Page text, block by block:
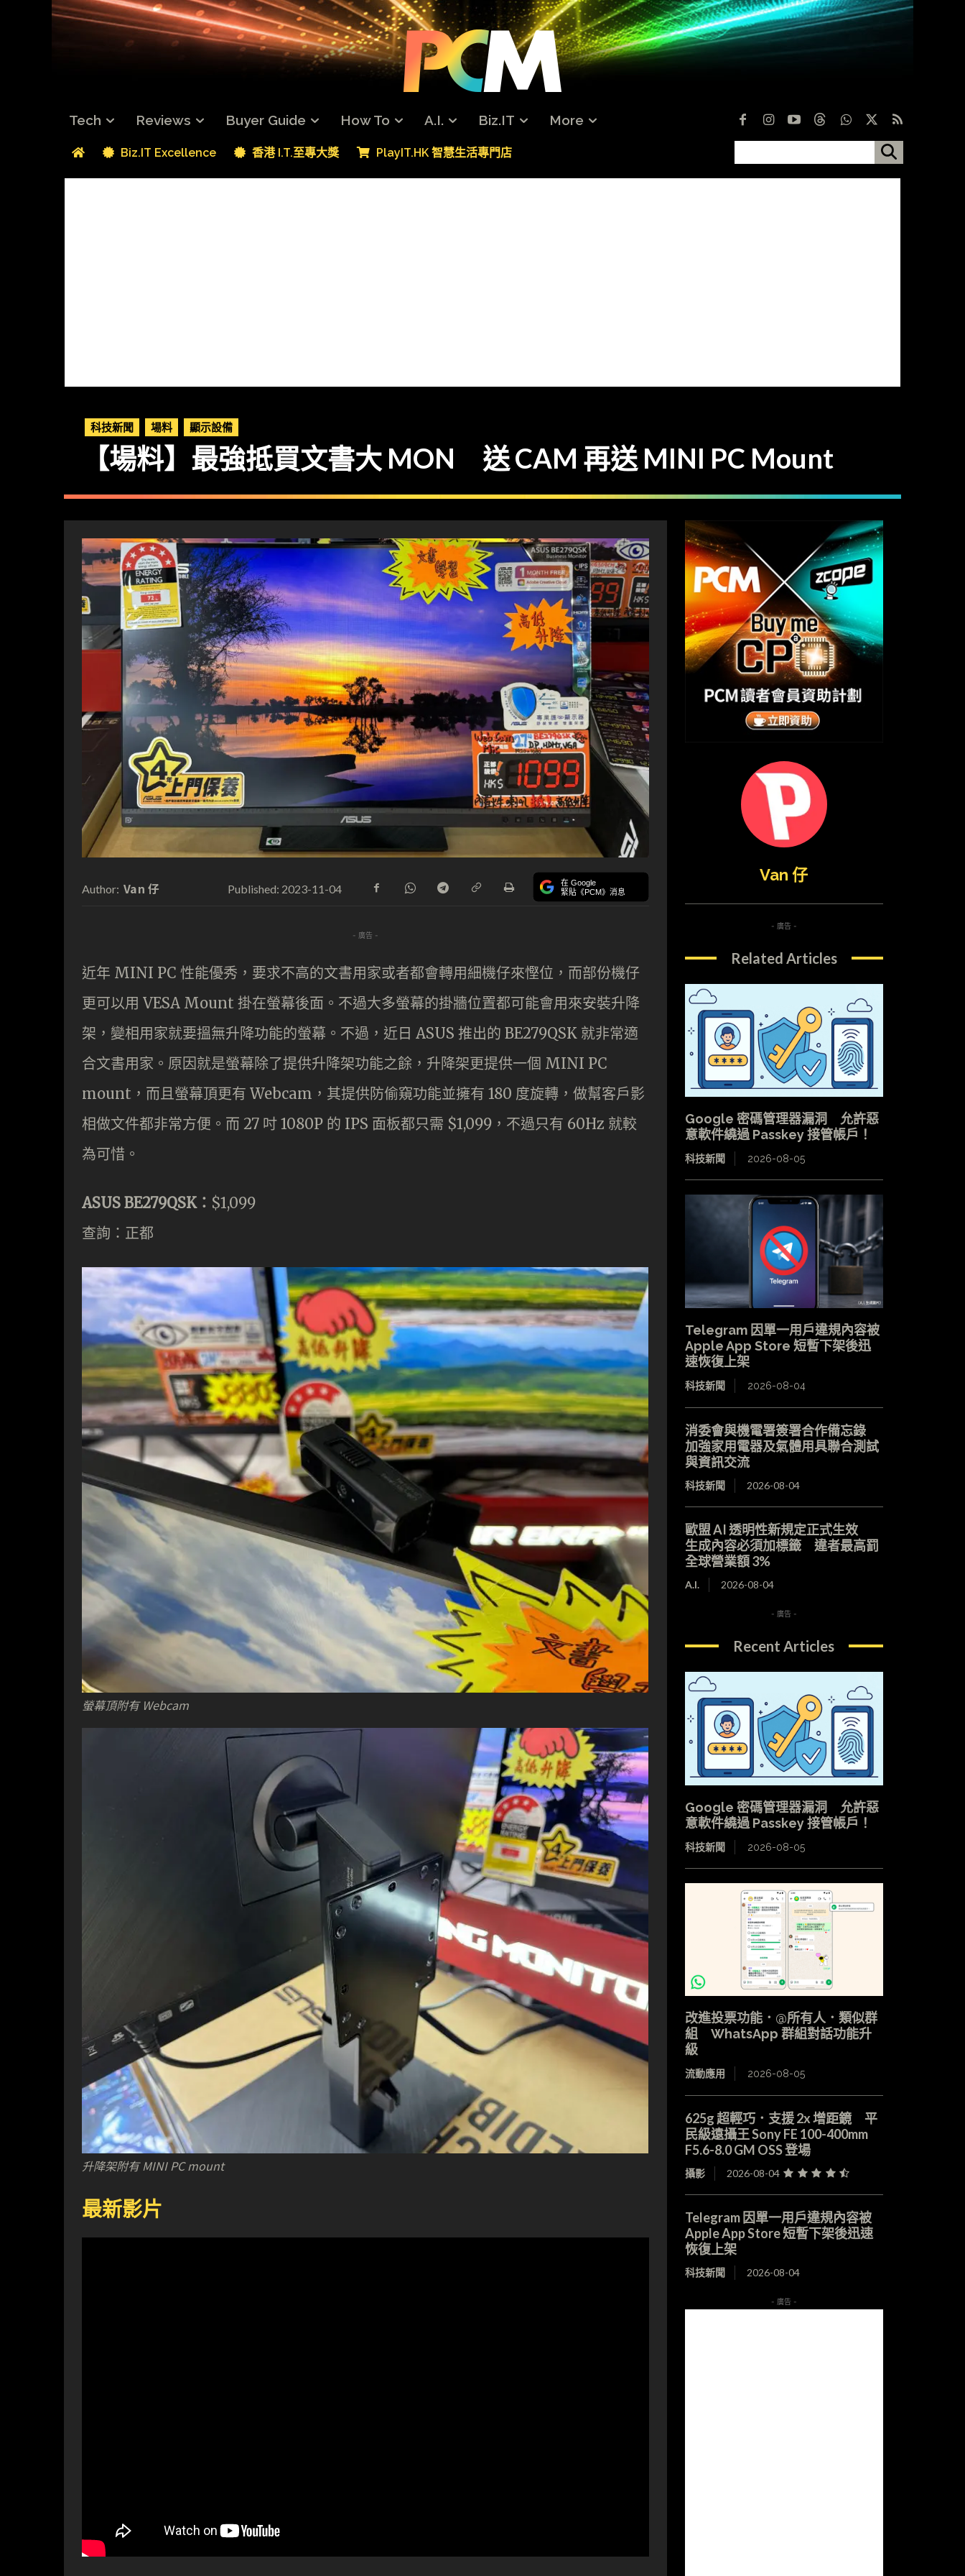
Tech Reviews Buyer Guide How To A.I. Biz.IT More
Biz.IT Excellence 香港 I.T.至專大獎 PlayIT.HK 智慧生活專門店
科技新聞 場料 顯示設備
【場料】最強抵買文書大 MON 送 CAM 再送 MINI PC Mount
Author: Van 仔 Published: 2023-11-04 在 Google
緊貼《PCM》消息
- 廣告 -
近年 MINI PC 性能優秀，要求不高的文書用家或者都會轉用細機仔來慳位，而部份機仔
更可以用 VESA Mount 掛在螢幕後面。不過大多螢幕的掛牆位置都可能會用來安裝升降
架，變相用家就要搵無升降功能的螢幕。不過，近日 ASUS 推出的 BE279QSK 就非常適
合文書用家。原因就是螢幕除了提供升降架功能之餘，升降架更提供一個 MINI PC
mount，而且螢幕頂更有 Webcam，其提供防偷窺功能並擁有 180 度旋轉，做幫客戶影
相做文件都非常方便。而 27 吋 1080P 的 IPS 面板都只需 $1,099，不過只有 60Hz 就較
為可惜。
ASUS BE279QSK： $1,099
查詢：正都
螢幕頂附有 Webcam
升降架附有 MINI PC mount
最新影片
Van 仔
- 廣告 -
Related Articles
Google 密碼管理器漏洞 允許惡
意軟件繞過 Passkey 接管帳戶！
科技新聞 2026-08-05
Telegram 因單一用戶違規內容被
Apple App Store 短暫下架後迅
速恢復上架
科技新聞 2026-08-04
消委會與機電署簽署合作備忘錄
加強家用電器及氣體用具聯合測試
與資訊交流
科技新聞 2026-08-04
歐盟 AI 透明性新規定正式生效
生成內容必須加標籤 違者最高罰
全球營業額 3%
A.I. 2026-08-04
- 廣告 -
Recent Articles
Google 密碼管理器漏洞 允許惡
意軟件繞過 Passkey 接管帳戶！
科技新聞 2026-08-05
改進投票功能．@所有人．類似群
組 WhatsApp 群組對話功能升
級
流動應用 2026-08-05
625g 超輕巧．支援 2x 增距鏡 平
民級遠攝王 Sony FE 100-400mm
F5.6-8.0 GM OSS 登場
攝影 2026-08-04
Telegram 因單一用戶違規內容被
Apple App Store 短暫下架後迅速
恢復上架
科技新聞 2026-08-04
- 廣告 -